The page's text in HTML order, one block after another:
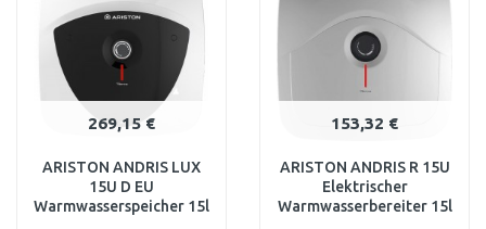
269,15 €
ARISTON ANDRIS LUX
15U D EU
Warmwasserspeicher 15l
153,32 €
ARISTON ANDRIS R 15U
Elektrischer
Warmwasserbereiter 15l